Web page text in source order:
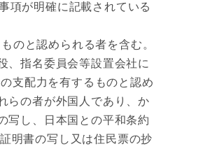
項が明確に記載されている
のと認められる者を含む。
、指名委員会等設置会社に
支配力を有するものと認め
らの者が外国人であり、か
写し、日本国との平和条約
明書の写し又は住民票の抄